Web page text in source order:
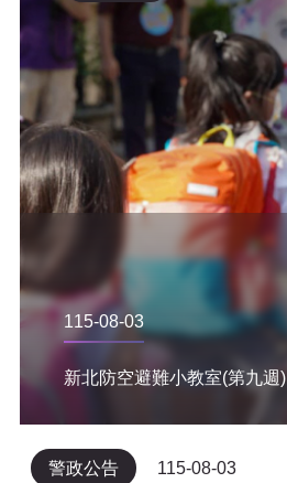
115-08-03
新北防空避難小教室(第九週)
警政公告 115-08-03